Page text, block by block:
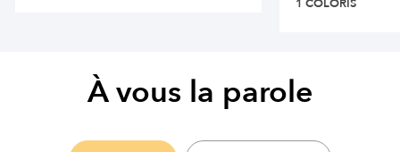
1 COLORIS
À vous la parole